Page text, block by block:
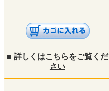
■ 詳しくはこちらをご覧くだ
さい